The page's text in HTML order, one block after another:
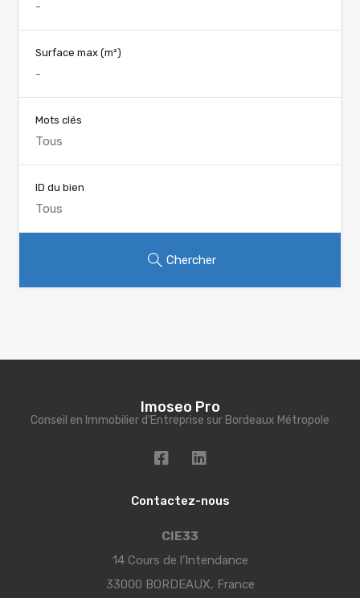
Surface max (m²)
Mots clés
ID du bien
Chercher
Imoseo Pro
Conseil en Immobilier d'Entreprise sur Bordeaux Métropole
Contactez-nous
CIE33
14 Cours de l’Intendance
33000 BORDEAUX, France